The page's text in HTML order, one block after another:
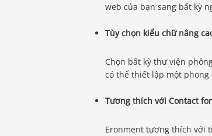
web của bạn sang bất kỳ
Tùy chọn kiểu chữ nâng
Chọn bất kỳ thư viện
có thể thiết lập một
Tương thích với Contact
Eronment tương thích với